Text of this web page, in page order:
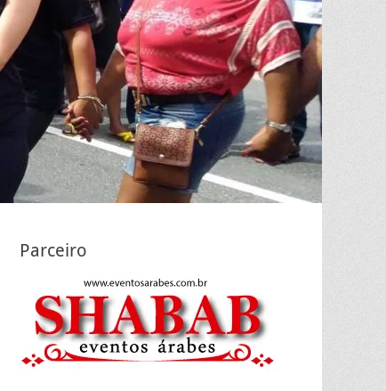
Parceiro